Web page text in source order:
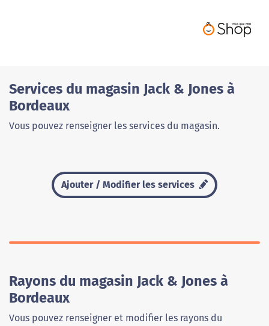
Services du magasin Jack & Jones à
Bordeaux
Vous pouvez renseigner les services du magasin.
Ajouter / Modifier les services
Rayons du magasin Jack & Jones à
Bordeaux
Vous pouvez renseigner et modifier les rayons du